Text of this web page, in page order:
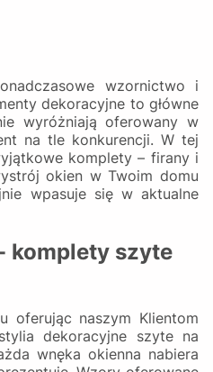
wzornictwo i
dekoracyjne to główne
wyróżniają oferowany w
na tle konkurencji. W tej
komplety – firany i
okien w Twoim domu
wpasuje się w aktualne
komplety szyte
oferując naszym Klientom
dekoracyjne szyte na
wnęka okienna nabiera